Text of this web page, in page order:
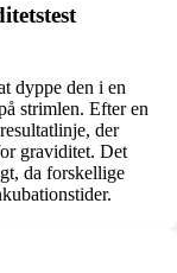
dyppe den i en
strimlen. Efter en
der
graviditet. Det
da forskellige